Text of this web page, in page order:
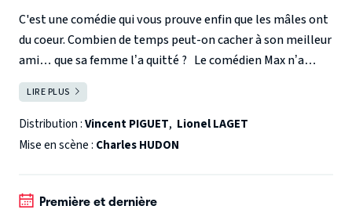
C'est une comédie qui vous prouve enfin que les mâles ont
du coeur. Combien de temps peut-on cacher à son meilleur
ami… que sa femme l’a quitté ? Le comédien Max n’a
qu’une seule idée en tête. Que son père, acariâtre et
grabataire, avec lequel il est fâché depuis 15 ans, soit
devant la télé lorsqu’il recevra son Molière. Yvou, le pote
lunaire (et très imprévisible), accepte de relever cette
il pourra épater Marie, l’Amour de sa vie.
LIRE PLUS
Distribution :Vincent PIGUET, Lionel LAGET
Mise en scène : Charles HUDON
Première et dernière